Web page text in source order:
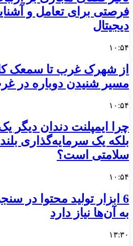
فرصتی برای تعامل و
دیجیتال
۱۰:۵۴
از شهرک غرب تا سمعک
مسیر شنیدن دوباره در
۱۰:۵۴
چرا ایمپلنت دندان دیگر
بلکه یک سرمایه‌گذاری
سلامتی است؟
۱۰:۵۴
6 ابزار تولید محتوا در
به آن‌ها نیاز دارد
۱۳:۳۰